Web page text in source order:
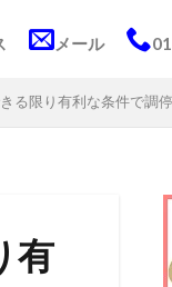
メール
る限り有利な条件で調
有